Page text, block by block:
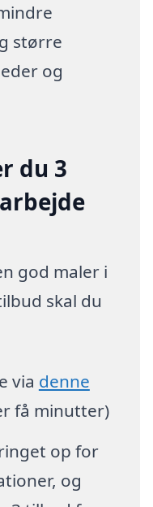
større
og
du 3
god maler i
skal du
via denne
få minutter)
op for
og